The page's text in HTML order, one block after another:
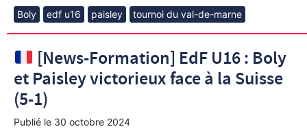
Boly edf u16 paisley tournoi du val-de-marne
[News-Formation] EdF U16 : Boly
et Paisley victorieux face à la Suisse
(5-1)
Publié le 30 octobre 2024